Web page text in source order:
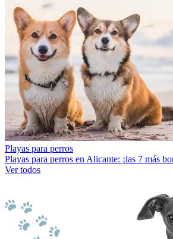
Playas para perros
Playas para perros en Alicante: ¡las 7 más
Ver todos